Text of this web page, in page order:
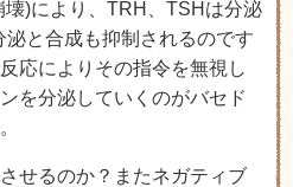
)により、TRH、TSHは分泌
と合成も抑制されるのです
応によりその指令を無視し
を分泌していくのがバセド
せるのか？またネガティブ